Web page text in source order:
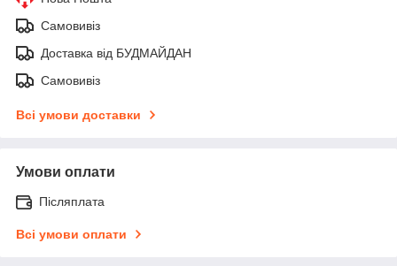
Самовивіз
Доставка від БУДМАЙДАН
Самовивіз
Всі умови доставки
Умови оплати
Післяплата
Всі умови оплати